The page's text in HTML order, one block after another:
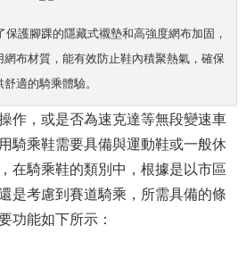
保護腳踝的隱藏式襯墊和高強度網布加固，
布材質，能有效防止鞋內積聚熱氣，確保
適的騎乘體驗。
作，或是否為速克達等無段變速車
騎乘鞋需要具備與運動鞋或一般休
在騎乘鞋的類別中，根據是以市區
是考慮到賽道騎乘，所需具備的條
功能如下所示：